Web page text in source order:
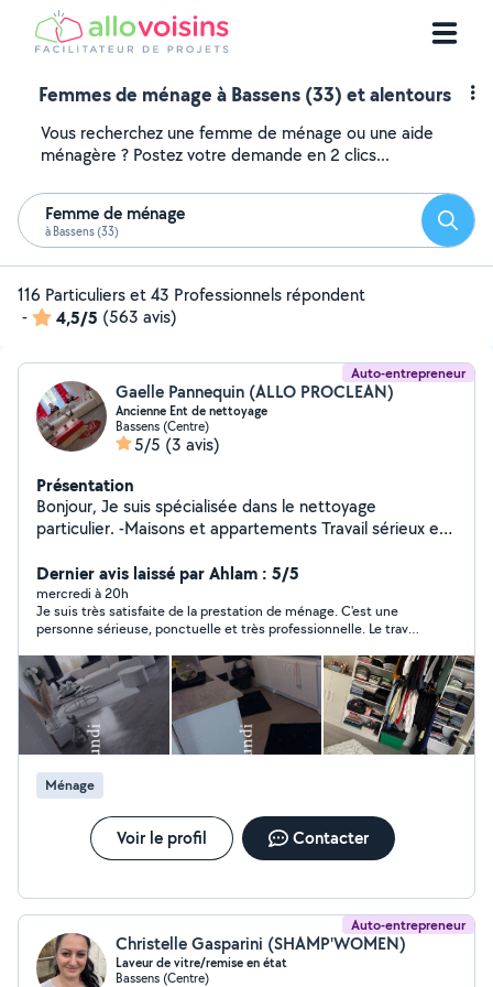
Femmes de ménage à Bassens (33) et alentours
Vous recherchez une femme de ménage ou une aide
ménagère ? Postez votre demande en 2 clics...
Femme de ménage
à Bassens (33)
116 Particuliers et 43 Professionnels répondent
-
4,5/5 (563 avis)
Auto-entrepreneur
Gaelle Pannequin (ALLO PROCLEAN)
Ancienne Ent de nettoyage
Bassens (Centre)
5/5 (3 avis)
Présentation
Bonjour, Je suis spécialisée dans le nettoyage
particulier. -Maisons et appartements Travail sérieux et
Dernier avis laissé par Ahlam : 5/5
mercredi à 20h
Je suis très satisfaite de la prestation de ménage. C'est une
personne sérieuse, ponctuelle et très professionnelle. Le travail
recommande vivement ses services à toute personne
recherchant une femme de ménage de confiance. Merci pour
votre excellent travail !
Ménage
Voir le profil Contacter
Auto-entrepreneur
Christelle Gasparini (SHAMP'WOMEN)
Laveur de vitre/remise en état
Bassens (Centre)